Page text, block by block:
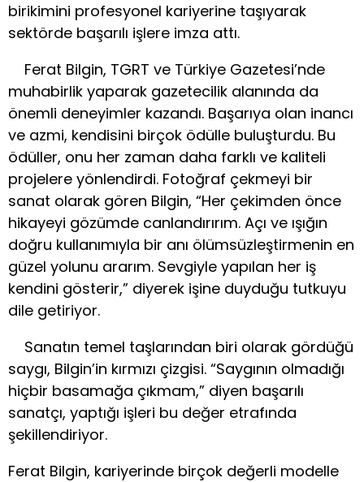
birikimini profesyonel kariyerine taşıyarak
sektörde başarılı işlere imza attı.
Ferat Bilgin, TGRT ve Türkiye Gazetesi’nde
muhabirlik yaparak gazetecilik alanında da
önemli deneyimler kazandı. Başarıya olan inancı
ve azmi, kendisini birçok ödülle buluşturdu. Bu
ödüller, onu her zaman daha farklı ve kaliteli
projelere yönlendirdi. Fotoğraf çekmeyi bir
sanat olarak gören Bilgin, “Her çekimden önce
hikayeyi gözümde canlandırırım. Açı ve ışığın
doğru kullanımıyla bir anı ölümsüzleştirmenin en
güzel yolunu ararım. Sevgiyle yapılan her iş
kendini gösterir,” diyerek işine duyduğu tutkuyu
dile getiriyor.
Sanatın temel taşlarından biri olarak gördüğü
saygı, Bilgin’in kırmızı çizgisi. “Saygının olmadığı
hiçbir basamağa çıkmam,” diyen başarılı
sanatçı, yaptığı işleri bu değer etrafında
şekillendiriyor.
Ferat Bilgin, kariyerinde birçok değerli modelle